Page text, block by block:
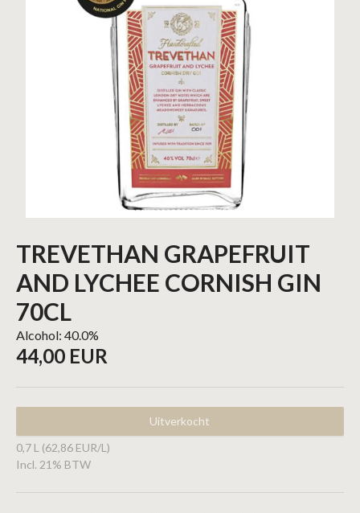
TREVETHAN GRAPEFRUIT
AND LYCHEE CORNISH GIN
70CL
Alcohol: 40.0%
44,00 EUR
Uitverkocht
0,7 L (62,86 EUR/L)
Incl. 21% BTW